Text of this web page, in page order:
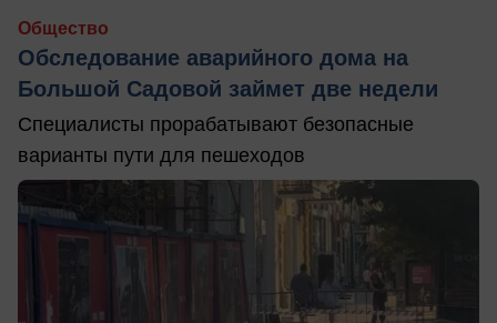
Общество
Обследование аварийного дома на
Большой Садовой займет две недели
Специалисты прорабатывают безопасные
варианты пути для пешеходов